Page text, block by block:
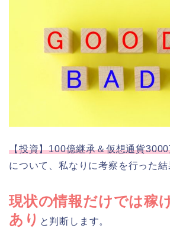
【投資】100億継承＆仮想通貨
について、私なりに考察を行った
現状の情報だけでは稼
あり と判断します。